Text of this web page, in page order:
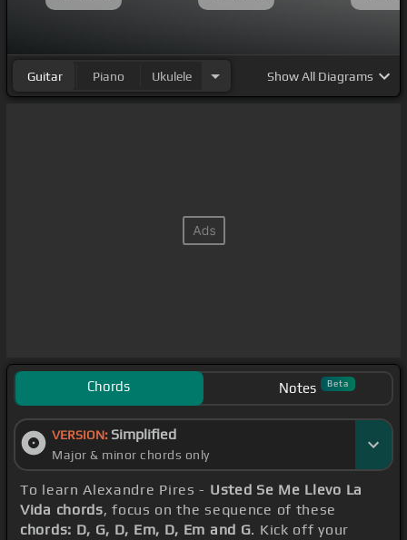
Guitar Piano Ukulele ShowAll Diagrams
Chords Notes Beta
VERSION: Simplified
Major & minor chords only
To learn Alexandre Pires - Usted Se Me Llevo La
Vida chords, focus on the sequence of these
chords: D, G, D, Em, D, Em and G. Kick off your